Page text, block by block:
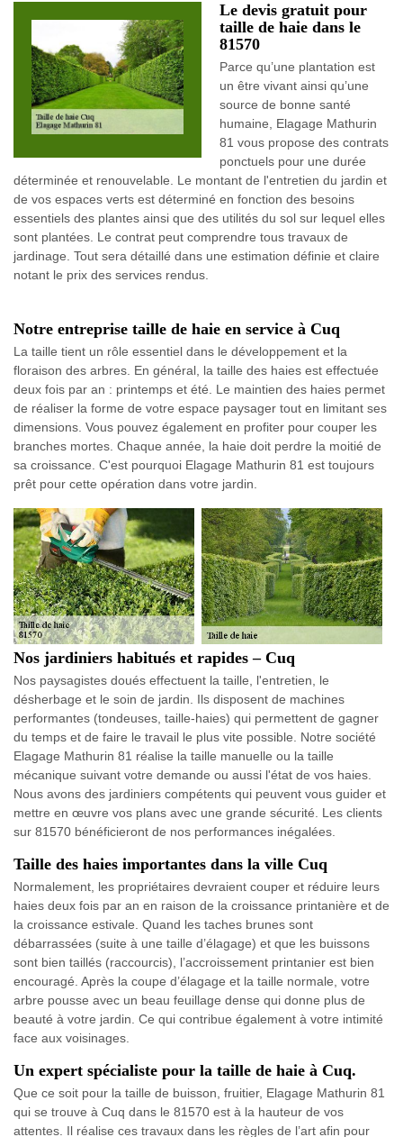
Le devis gratuit pour
taille de haie dans le
81570
Parce qu’une plantation est
un être vivant ainsi qu’une
source de bonne santé
humaine, Elagage Mathurin
81 vous propose des contrats
ponctuels pour une durée
déterminée et renouvelable. Le montant de l'entretien du jardin et
de vos espaces verts est déterminé en fonction des besoins
essentiels des plantes ainsi que des utilités du sol sur lequel elles
sont plantées. Le contrat peut comprendre tous travaux de
jardinage. Tout sera détaillé dans une estimation définie et claire
notant le prix des services rendus.
Notre entreprise taille de haie en service à Cuq
La taille tient un rôle essentiel dans le développement et la
floraison des arbres. En général, la taille des haies est effectuée
deux fois par an : printemps et été. Le maintien des haies permet
de réaliser la forme de votre espace paysager tout en limitant ses
dimensions. Vous pouvez également en profiter pour couper les
branches mortes. Chaque année, la haie doit perdre la moitié de
sa croissance. C'est pourquoi Elagage Mathurin 81 est toujours
prêt pour cette opération dans votre jardin.
Nos jardiniers habitués et rapides – Cuq
Nos paysagistes doués effectuent la taille, l'entretien, le
désherbage et le soin de jardin. Ils disposent de machines
performantes (tondeuses, taille-haies) qui permettent de gagner
du temps et de faire le travail le plus vite possible. Notre société
Elagage Mathurin 81 réalise la taille manuelle ou la taille
mécanique suivant votre demande ou aussi l'état de vos haies.
Nous avons des jardiniers compétents qui peuvent vous guider et
mettre en œuvre vos plans avec une grande sécurité. Les clients
sur 81570 bénéficieront de nos performances inégalées.
Taille des haies importantes dans la ville Cuq
Normalement, les propriétaires devraient couper et réduire leurs
haies deux fois par an en raison de la croissance printanière et de
la croissance estivale. Quand les taches brunes sont
débarrassées (suite à une taille d’élagage) et que les buissons
sont bien taillés (raccourcis), l’accroissement printanier est bien
encouragé. Après la coupe d’élagage et la taille normale, votre
arbre pousse avec un beau feuillage dense qui donne plus de
beauté à votre jardin. Ce qui contribue également à votre intimité
face aux voisinages.
Un expert spécialiste pour la taille de haie à Cuq.
Que ce soit pour la taille de buisson, fruitier, Elagage Mathurin 81
qui se trouve à Cuq dans le 81570 est à la hauteur de vos
attentes. Il réalise ces travaux dans les règles de l’art afin pour